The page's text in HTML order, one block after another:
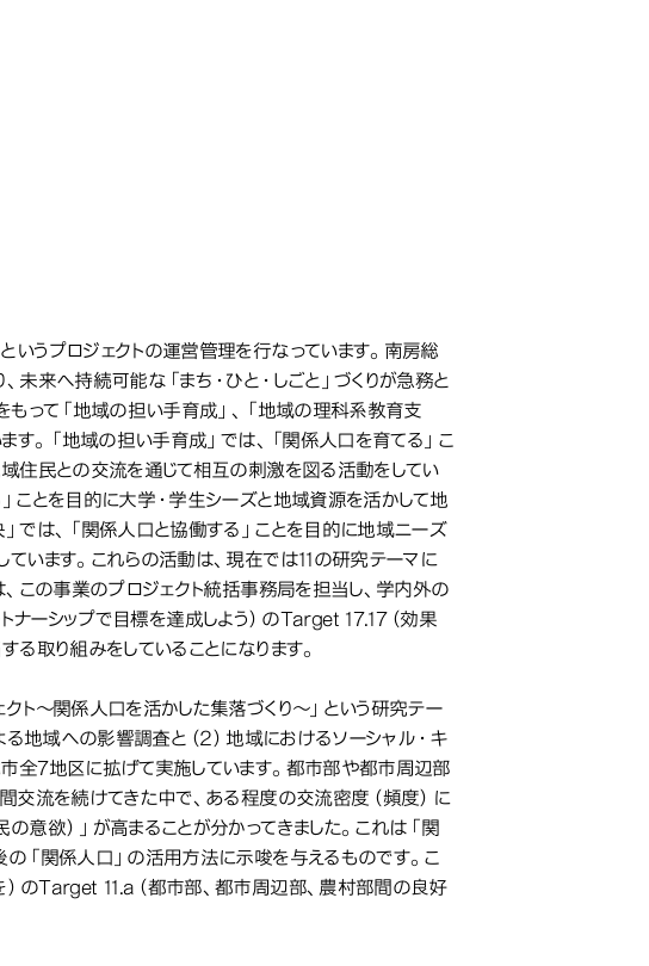
うプロジェクトの運営管理を行なっています。南房総
来へ持続可能な「まち・ひと・しごと」づくりが急務と
って「地域の担い手育成」、「地域の理科系教育支
す。「地域の担い手育成」では、「関係人口を育てる」こ
住民との交流を通じて相互の刺激を図る活動をしてい
ことを目的に大学・学生シーズと地域資源を活かして地
では、「関係人口と協働する」ことを目的に地域ニーズ
います。これらの活動は、現在では11の研究テーマに
この事業のプロジェクト統括事務局を担当し、学内外の
ナーシップで目標を達成しよう）のTarget 17.17（効果
取り組みをしていることになります。
ト～関係人口を活かした集落づくり～」という研究テー
る地域への影響調査と（2）地域におけるソーシャル・キ
7地区に拡げて実施しています。都市部や都市周辺部
交流を続けてきた中で、ある程度の交流密度（頻度）に
意欲）」が高まることが分かってきました。これは「関
「関係人口」の活用方法に示唆を与えるものです。こ
のTarget 11.a（都市部、都市周辺部、農村部間の良好